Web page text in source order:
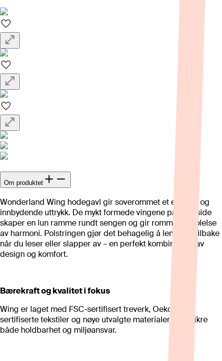
Om produktet
Wonderland Wing hodegavl gir soverommet et elegant og
innbydende uttrykk. De mykt formede vingene på hver side
skaper en lun ramme rundt sengen og gir rommet en følelse
av harmoni. Polstringen gjør det behagelig å lene seg tilbake
når du leser eller slapper av – en perfekt kombinasjon av
design og komfort.
Bærekraft og kvalitet i fokus
Wing er laget med FSC-sertifisert treverk, Oeko-Tex-
sertifiserte tekstiler og nøye utvalgte materialer for å sikre
både holdbarhet og miljøansvar.